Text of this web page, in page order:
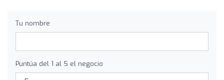
Tu nombre
Puntúa del 1 al 5 el negocio